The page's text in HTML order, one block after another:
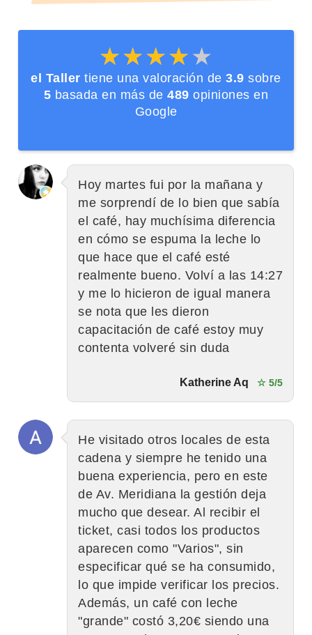
★★★★★
★★★★★
el Taller tiene una valoración de3.9 sobre
5 basada en más de489 opiniones en
Google
Hoy martes fui por la mañana y
me sorprendí de lo bien que sabía
el café, hay muchísima diferencia
en cómo se espuma la leche lo
que hace que el café esté
realmente bueno. Volví a las 14:27
y me lo hicieron de igual manera
se nota que les dieron
capacitación de café estoy muy
contenta volveré sin duda
Katherine Aq ☆ 5/5
He visitado otros locales de esta
cadena y siempre he tenido una
buena experiencia, pero en este
de Av. Meridiana la gestión deja
mucho que desear. Al recibir el
ticket, casi todos los productos
aparecen como "Varios", sin
especificar qué se ha consumido,
lo que impide verificar los precios.
Además, un café con leche
"grande" costó 3,20€ siendo una